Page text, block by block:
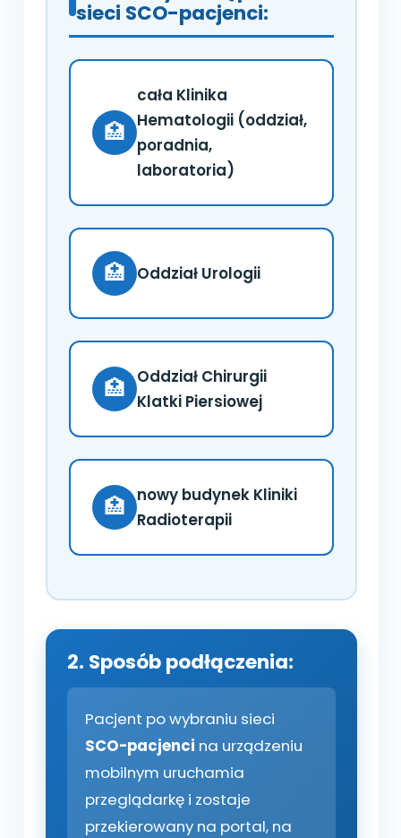
sieci SCO-pacjenci:
🏥
cała Klinika
Hematologii (oddział,
poradnia,
laboratoria)
🏥 Oddział Urologii
🏥
Oddział Chirurgii
Klatki Piersiowej
🏥
nowy budynek Kliniki
Radioterapii
2. Sposób podłączenia:
Pacjent po wybraniu sieci
SCO-pacjenci na urządzeniu
mobilnym uruchamia
przeglądarkę i zostaje
przekierowany na portal, na